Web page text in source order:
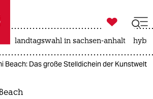
taz zahl ich
taz zahl ich

taz zahl ich
landtagswahl in sachsen-anhalt
Beach: Das große Stelldichein der Kunstwelt